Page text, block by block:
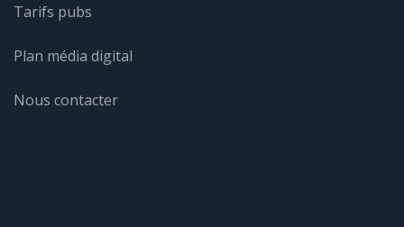
Tarifs pubs
Plan média digital
Nous contacter